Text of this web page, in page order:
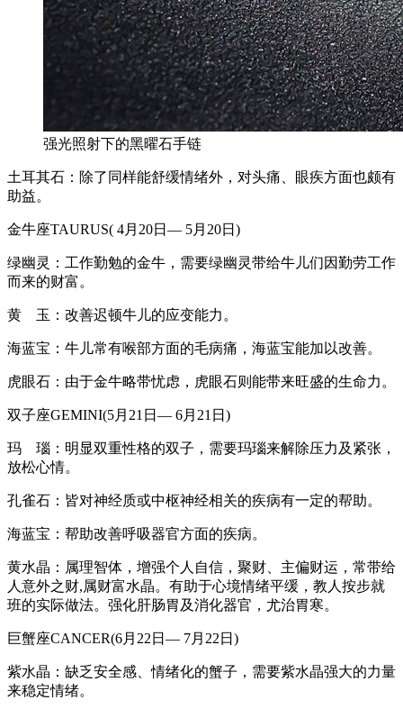
强光照射下的黑曜石手链
土耳其石：除了同样能舒缓情绪外，对头痛、眼疾方面也颇有
助益。
金牛座TAURUS( 4月20日— 5月20日)
绿幽灵：工作勤勉的金牛，需要绿幽灵带给牛儿们因勤劳工作
而来的财富。
黄 玉：改善迟顿牛儿的应变能力。
海蓝宝：牛儿常有喉部方面的毛病痛，海蓝宝能加以改善。
虎眼石：由于金牛略带忧虑，虎眼石则能带来旺盛的生命力。
双子座GEMINI(5月21日— 6月21日)
玛 瑙：明显双重性格的双子，需要玛瑙来解除压力及紧张，
放松心情。
孔雀石：皆对神经质或中枢神经相关的疾病有一定的帮助。
海蓝宝：帮助改善呼吸器官方面的疾病。
黄水晶：属理智体，增强个人自信，聚财、主偏财运，常带给
人意外之财,属财富水晶。有助于心境情绪平缓，教人按步就
班的实际做法。强化肝肠胃及消化器官，尤治胃寒。
巨蟹座CANCER(6月22日— 7月22日)
紫水晶：缺乏安全感、情绪化的蟹子，需要紫水晶强大的力量
来稳定情绪。